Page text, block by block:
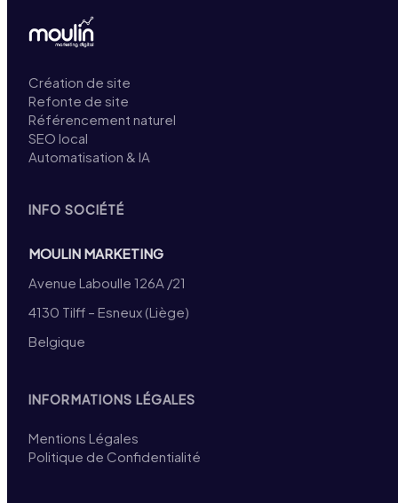
Création de site
Refonte de site
Référencement naturel
SEO local
Automatisation & IA
INFO SOCIÉTÉ
MOULIN MARKETING
Avenue Laboulle 126A /21
4130 Tilff – Esneux (Liège)
Belgique
INFORMATIONS LÉGALES
Mentions Légales
Politique de Confidentialité